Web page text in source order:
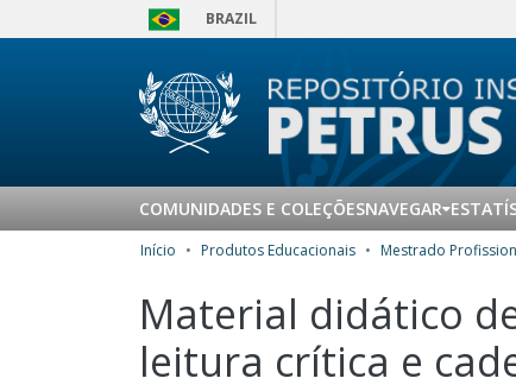
BRAZIL
COMUNIDADES E COLEÇÕESNAVEGAR
Início Produtos Educacionais
Material didático
leitura crítica e